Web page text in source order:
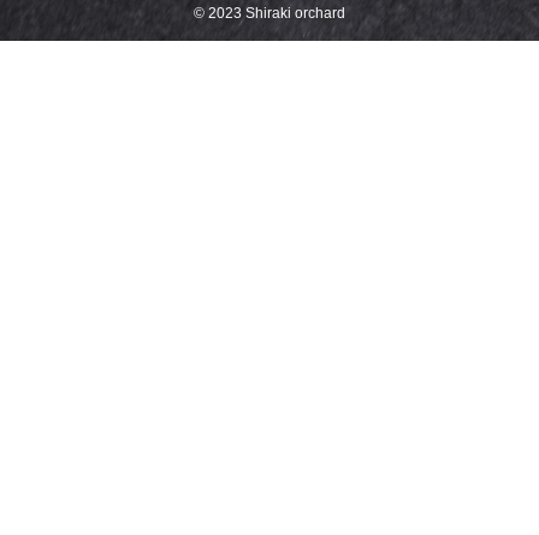
© 2023 Shiraki orchard